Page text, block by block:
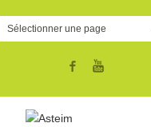
Sélectionner une page
Facebook